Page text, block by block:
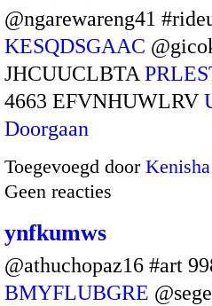
@ngarewareng41
KESQDSGAAC
JHCUUCLBTA
4663 EFVNHUWLRV
Doorgaan
Toegevoegd door Kenisha
Geen reacties
ynfkumws
@athuchopaz16 #art
BMYFLUBGRE